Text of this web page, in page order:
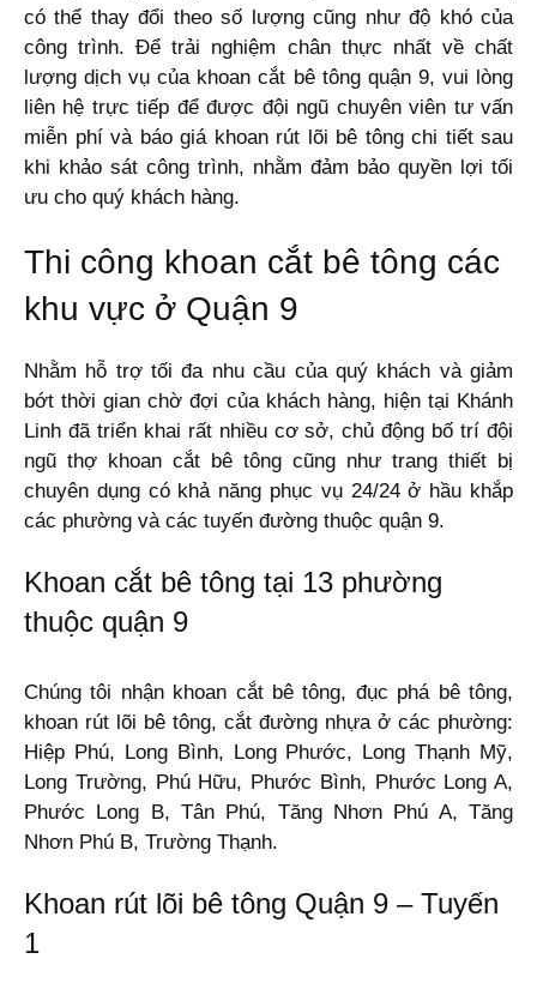
có thể thay đổi theo số lượng cũng như độ khó của
công trình. Để trải nghiệm chân thực nhất về chất
lượng dịch vụ của khoan cắt bê tông quận 9, vui lòng
liên hệ trực tiếp để được đội ngũ chuyên viên tư vấn
miễn phí và báo giá khoan rút lõi bê tông chi tiết sau
khi khảo sát công trình, nhằm đảm bảo quyền lợi tối
ưu cho quý khách hàng.
Thi công khoan cắt bê tông các
khu vực ở Quận 9
Nhằm hỗ trợ tối đa nhu cầu của quý khách và giảm
bớt thời gian chờ đợi của khách hàng, hiện tại Khánh
Linh đã triển khai rất nhiều cơ sở, chủ động bố trí đội
ngũ thợ khoan cắt bê tông cũng như trang thiết bị
chuyên dụng có khả năng phục vụ 24/24 ở hầu khắp
các phường và các tuyến đường thuộc quận 9.
Khoan cắt bê tông tại 13 phường
thuộc quận 9
Chúng tôi nhận khoan cắt bê tông, đục phá bê tông,
khoan rút lõi bê tông, cắt đường nhựa ở các phường:
Hiệp Phú, Long Bình, Long Phước, Long Thạnh Mỹ,
Long Trường, Phú Hữu, Phước Bình, Phước Long A,
Phước Long B, Tân Phú, Tăng Nhơn Phú A, Tăng
Nhơn Phú B, Trường Thạnh.
Khoan rút lõi bê tông Quận 9 – Tuyến
1